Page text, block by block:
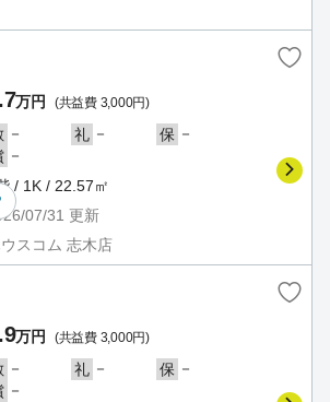
万円 (共益費 3,000円)
－ 礼 － 保 －
－
/ 1K / 22.57㎡
07/31 更新
スコム 志木店
万円 (共益費 3,000円)
－ 礼 － 保 －
－